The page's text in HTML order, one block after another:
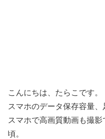
こんにちは、たらこです。
スマホのデータ保存容量、
スマホで高画質動画も撮
頃。